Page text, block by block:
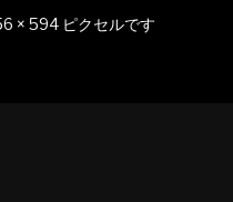
× 594 ピクセルです